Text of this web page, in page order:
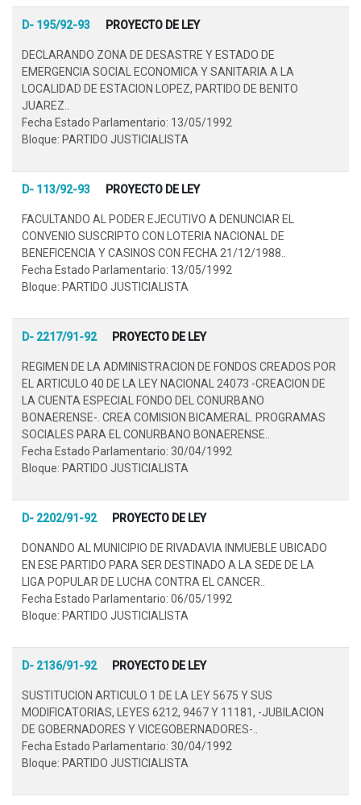
D- 195/92-93 PROYECTO DE LEY
DECLARANDO ZONA DE DESASTRE Y ESTADO DE
EMERGENCIA SOCIAL ECONOMICA Y SANITARIA A LA
LOCALIDAD DE ESTACION LOPEZ, PARTIDO DE BENITO
JUAREZ..
Fecha Estado Parlamentario: 13/05/1992
Bloque: PARTIDO JUSTICIALISTA
D- 113/92-93 PROYECTO DE LEY
FACULTANDO AL PODER EJECUTIVO A DENUNCIAR EL
CONVENIO SUSCRIPTO CON LOTERIA NACIONAL DE
BENEFICENCIA Y CASINOS CON FECHA 21/12/1988..
Fecha Estado Parlamentario: 13/05/1992
Bloque: PARTIDO JUSTICIALISTA
D- 2217/91-92 PROYECTO DE LEY
REGIMEN DE LA ADMINISTRACION DE FONDOS CREADOS POR
EL ARTICULO 40 DE LA LEY NACIONAL 24073 -CREACION DE
LA CUENTA ESPECIAL FONDO DEL CONURBANO
BONAERENSE-. CREA COMISION BICAMERAL. PROGRAMAS
SOCIALES PARA EL CONURBANO BONAERENSE..
Fecha Estado Parlamentario: 30/04/1992
Bloque: PARTIDO JUSTICIALISTA
D- 2202/91-92 PROYECTO DE LEY
DONANDO AL MUNICIPIO DE RIVADAVIA INMUEBLE UBICADO
EN ESE PARTIDO PARA SER DESTINADO A LA SEDE DE LA
LIGA POPULAR DE LUCHA CONTRA EL CANCER..
Fecha Estado Parlamentario: 06/05/1992
Bloque: PARTIDO JUSTICIALISTA
D- 2136/91-92 PROYECTO DE LEY
SUSTITUCION ARTICULO 1 DE LA LEY 5675 Y SUS
MODIFICATORIAS, LEYES 6212, 9467 Y 11181, -JUBILACION
DE GOBERNADORES Y VICEGOBERNADORES-..
Fecha Estado Parlamentario: 30/04/1992
Bloque: PARTIDO JUSTICIALISTA